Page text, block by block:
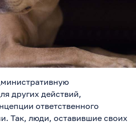
других действий,
ответственного
Так, люди, оставившие своих